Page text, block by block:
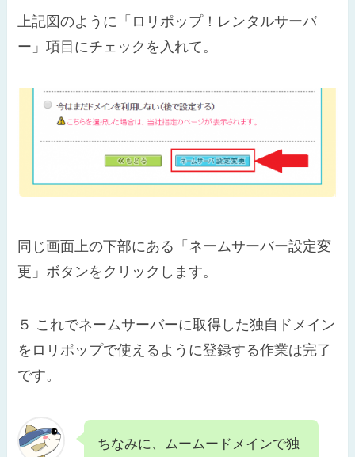
上記図のように「ロリポップ！レンタルサーバ
ー」項目にチェックを入れて。
同じ画面上の下部にある「ネームサーバー設定変
更」ボタンをクリックします。
５ これでネームサーバーに取得した独自ドメイン
をロリポップで使えるように登録する作業は完了
です。
ちなみに、ムームードメインで独